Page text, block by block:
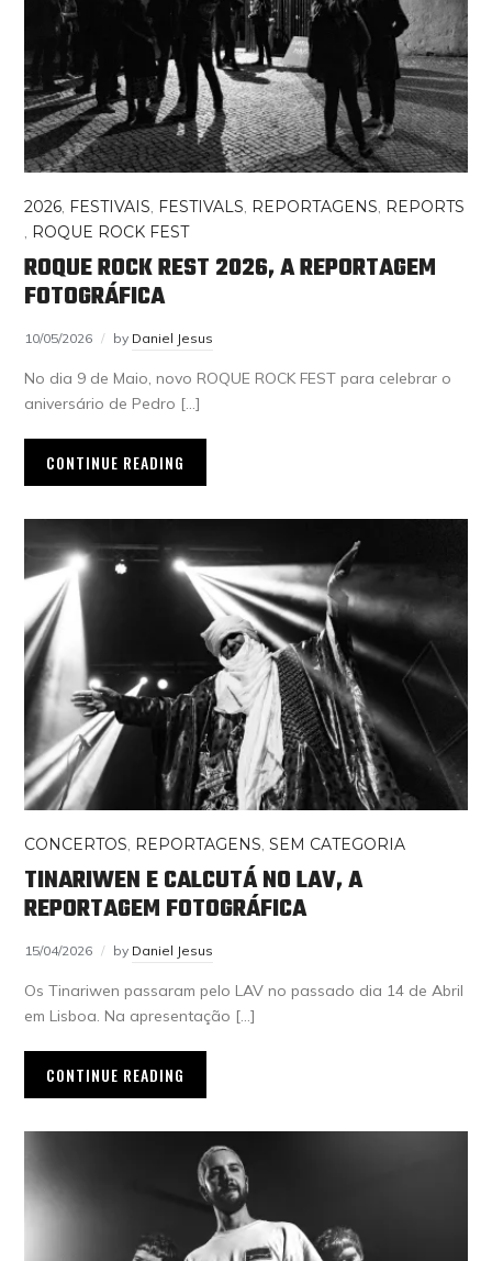
2026, FESTIVAIS, FESTIVALS, REPORTAGENS, REPORTS
, ROQUE ROCK FEST
ROQUE ROCK REST 2026, A REPORTAGEM
FOTOGRÁFICA
10/05/2026 by Daniel Jesus
No dia 9 de Maio, novo ROQUE ROCK FEST para celebrar o
aniversário de Pedro […]
CONTINUE READING
CONCERTOS, REPORTAGENS,SEM CATEGORIA
TINARIWEN E CALCUTÁ NO LAV, A
REPORTAGEM FOTOGRÁFICA
15/04/2026 by Daniel Jesus
Os Tinariwen passaram pelo LAV no passado dia 14 de Abril
em Lisboa. Na apresentação […]
CONTINUE READING